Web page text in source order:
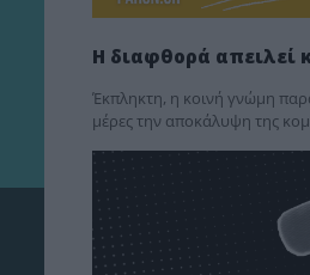
Η διαφθορά απειλεί
Έκπληκτη, η κοινή γνώμη
μέρες την αποκάλυψη της